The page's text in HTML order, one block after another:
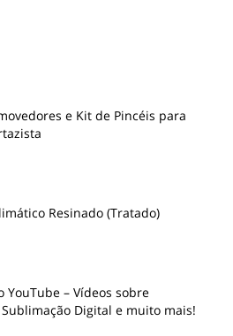
e Kit de Pincéis para
Resinado (Tratado)
YouTube – Vídeos sobre
Digital e muito mais!